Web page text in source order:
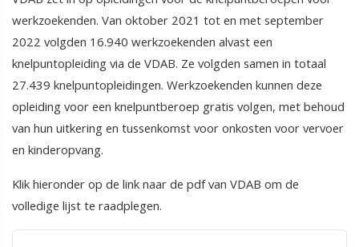
werkzoekenden. Van oktober 2021 tot en met september
2022 volgden 16.940 werkzoekenden alvast een
knelpuntopleiding via de VDAB. Ze volgden samen in totaal
27.439 knelpuntopleidingen. Werkzoekenden kunnen deze
opleiding voor een knelpuntberoep gratis volgen, met behoud
van hun uitkering en tussenkomst voor onkosten voor vervoer
en kinderopvang.
Klik hieronder op de link naar de pdf van VDAB om de
volledige lijst te raadplegen.